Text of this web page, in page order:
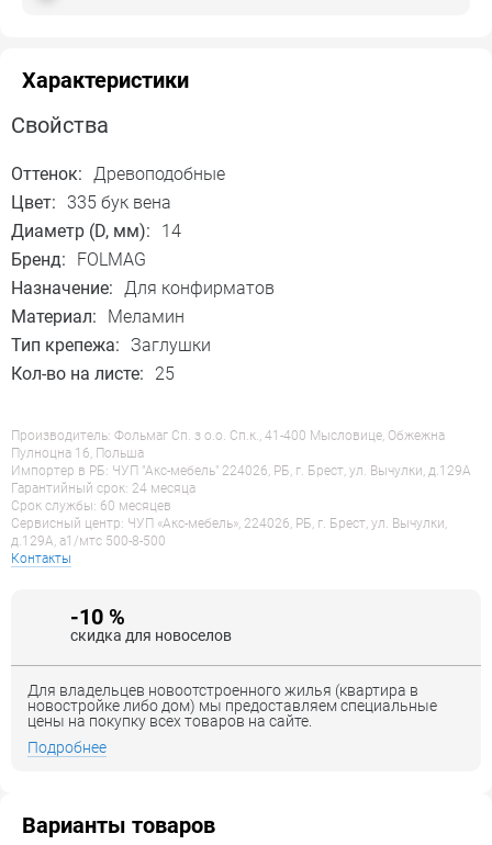
Характеристики
Свойства
Оттенок: Древоподобные
Цвет:
335 бук вена
Диаметр (D, мм):
14
Бренд:
FOLMAG
Назначение: Для конфирматов
Материал:
Меламин
Тип крепежа: Заглушки
Кол-во на листе:
25
Производитель: Фольмаг Сп. з о.о. Сп.к., 41-400 Мысловице, Обжежна
Пулноцна 16, Польша
Импортер в РБ: ЧУП "Акс-мебель" 224026, РБ, г. Брест, ул. Вычулки, д.129А
Гарантийный срок: 24 месяца
Срок службы: 60 месяцев
Сервисный центр: ЧУП «Акс-мебель», 224026, РБ, г. Брест, ул. Вычулки,
д.129А, a1/мтс 500-8-500
Контакты
-10 %
скидка для новоселов
Для владельцев новоотстроенного жилья (квартира в
новостройке либо дом) мы предоставляем специальные
цены на покупку всех товаров на сайте.
Подробнее
Варианты товаров